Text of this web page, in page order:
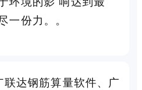
一份力。。
达钢筋算量软件、广